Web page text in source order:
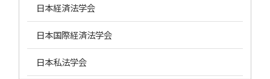
日本経済法学会
日本国際経済法学会
日本私法学会